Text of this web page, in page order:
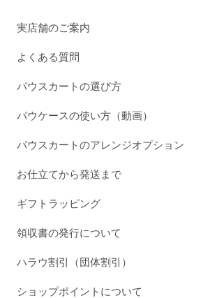
実店舗のご案内
よくある質問
パウスカートの選び方
パウケースの使い方（動画）
パウスカートのアレンジオプション
お仕立てから発送まで
ギフトラッピング
領収書の発行について
ハラウ割引（団体割引）
ショップポイントについて